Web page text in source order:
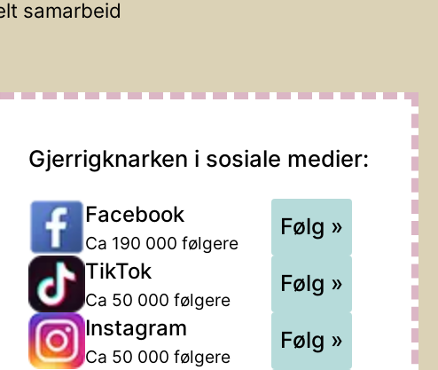
samarbeid
Gjerrigknarken i sosiale medier:
Facebook
Ca 190 000 følgere
Følg »
TikTok
Ca 50 000 følgere
Følg »
Instagram
Ca 50 000 følgere
Følg »